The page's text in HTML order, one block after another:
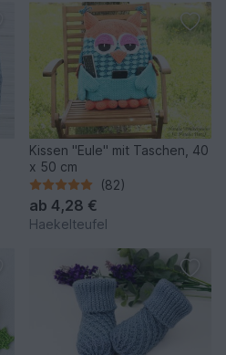
Kissen "Eule" mit Taschen, 40
x 50 cm
(82)
ab 4,28 €
Haekelteufel